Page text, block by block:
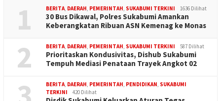
1 BERITA, DAERAH, PEMERINTAH, SUKABUMI TERKINI 1636 Dilihat
30 Bus Dikawal, Polres Sukabumi Amankan
Keberangkatan Ribuan ASN Kemenag ke Monas
2 BERITA, DAERAH, PEMERINTAH, SUKABUMI TERKINI 587 Dilihat
Prioritaskan Kondusivitas, Dishub Sukabumi
Tempuh Mediasi Penataan Trayek Angkot 02
BERITA, DAERAH, PEMERINTAH, PENDIDIKAN, SUKABUMI
TERKINI
420 Dilihat